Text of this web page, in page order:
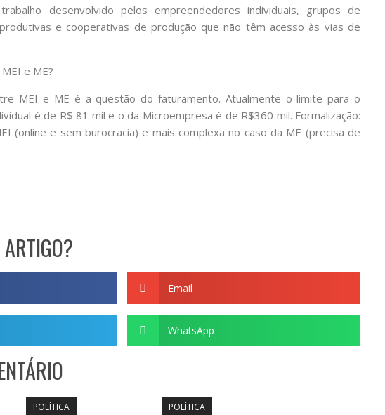
desenvolvido pelos empreendedores individuais, grupos de
e cooperativas de produção que não têm acesso às vias de
e ME?
MEI e ME é a questão do faturamento. Atualmente o limite para o
é de R$ 81 mil e o da Microempresa é de R$360 mil. Formalização:
(online e sem burocracia) e mais complexa no caso da ME (precisa de
Email
WhatsApp
POLÍTICA POLÍTICA